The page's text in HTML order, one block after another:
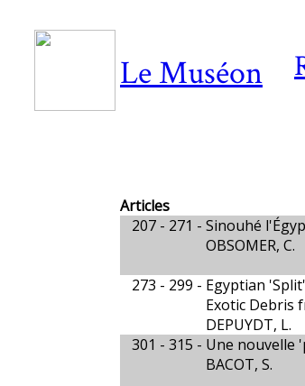
Le Muséon
Articles
207 - 271 - Sinouhé
OBSOMER, C.
273 - 299 - Egyptian
Exotic Debris
DEPUYDT, L.
301 - 315 - Une nouvelle
BACOT, S.